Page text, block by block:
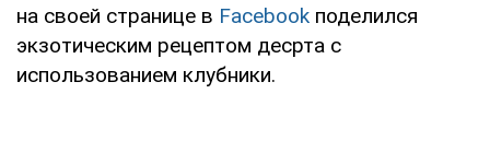
на своей странице в Facebook поделился
экзотическим рецептом десрта с
использованием клубники.